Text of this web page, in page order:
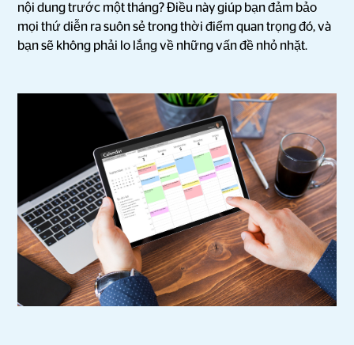
nội dung trước một tháng? Điều này giúp bạn đảm bảo
mọi thứ diễn ra suôn sẻ trong thời điểm quan trọng đó, và
bạn sẽ không phải lo lắng về những vấn đề nhỏ nhặt.